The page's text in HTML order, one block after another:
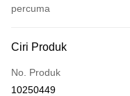
percuma
Kad Kredit (Bayaran Penuh)
Ansuran Kad Kredit
Ciri Produk
No. Produk
10250449